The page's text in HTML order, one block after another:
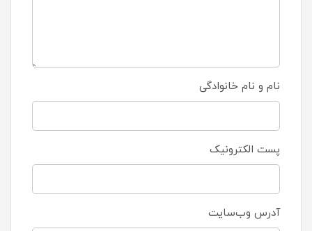
نام و نام خانوادگی
پست الکترونیک
آدرس وب‌سایت